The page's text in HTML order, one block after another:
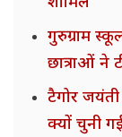
गुरुग्राम
छात्राओं ने
टैगोर
क्यों चुनी